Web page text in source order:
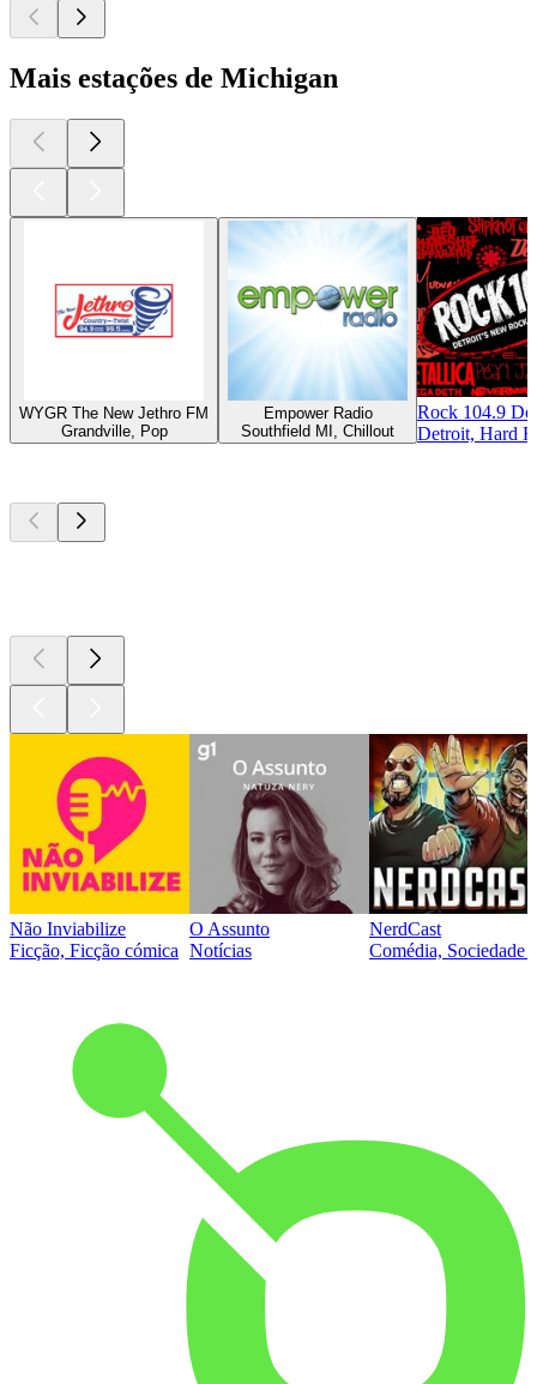
Mais estações de Michigan
WYGR The New Jethro FM
Grandville, Pop
Empower Radio
Southfield MI, Chillout
Rock 104.9
Detroit, Hard
Não Inviabilize
Ficção, Ficção cómica
O Assunto
Notícias
NerdCast
Comédia, Sociedade